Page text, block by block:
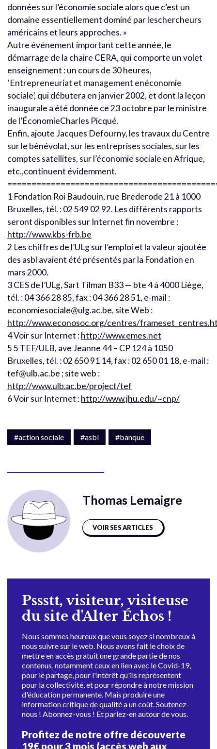
données sur l’économie sociale alors que c’est un
domaine essentiellement dominé par leschercheurs
américains et leurs approches. »
Autre événement important cette année, le
démarrage de la chaire CERA, qui comporte un volet
enseignement : un cours de 30 heures,
‘Entrepreneuriat et management enéconomie
sociale’, qui débutera en janvier 2002, et dont la leçon
inaugurale a été donnée ce 23 octobre par le ministre
de l’ÉconomieCharles Picqué.
Enfin, ajoute Jacques Defourny, les travaux du Centre
sur le bénévolat, sur les entreprises sociales, sur les
comptes satellites, sur l’économie sociale en Afrique,
etc.,continuent évidemment.
1 Fondation Roi Baudouin, rue Brederode 21 à 1000
Bruxelles, tél. : 02 549 02 92. Les différents rapports
seront disponibles sur Internet fin novembre :
http://www.kbs-frb.be
2 Les chiffres de l’ULg sur l’emploi et la valeur ajoutée
des asbl avaient été présentés par la Fondation en
mars 2000.
3 CES de l’ULg, Sart Tilman B33 — bte 4 à 4000 Liège,
tél. : 04 366 28 85, fax : 04 366 28 51, e-mail :
economiesociale@ulg.ac.be, site Web :
http://www.econosoc.org/centres/
4 Voir sur Internet :http://www.emes.net
5 5 TEF/ULB, ave Jeanne 44 – CP 124 à 1050
Bruxelles, tél. : 02 650 91 14, fax : 02 650 01 18, e-mail :
tef@ulb.ac.be ; site web :
http://www.ulb.ac.be/project/tef
6 Voir sur Internet :http://www.jhu.edu/~cnp/
#action sociale #asbl #banque
Thomas Lemaigre
VOIR SES ARTICLES
Pssstt, visiteur, visiteuse
du site d'Alter Échos !
Nous sommes heureux que vous soyez si nombreux à
nous suivre sur le web. Nous avons fait le choix de
mettre en accès gratuit une grande partie de nos
contenus, notamment ceux en lien avec le Covid-19,
pour le partage, pour l'intérêt qu'ils représentent
pour la collectivité, et pour répondre à notre mission
d'éducation permanente. Mais produire une
information critique de qualité a un coût. Soutenez-
nous ! Abonnez-vous ! Et parlez-en autour de vous.
Profitez de notre offre découverte
19€ pour 3 mois (accès web aux